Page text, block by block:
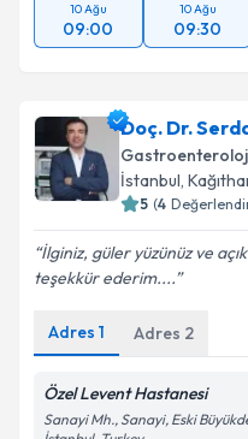
10 Ağu
09:00
10 Ağu
09:30
Doç. Dr.
İstanbul,
5 (4
İlginiz, güler yüzünüz ve
teşekkür ederim....
Adres 1 Adres 2
Özel Levent Hastanesi
Sanayi Mh., Sanayi, Eski